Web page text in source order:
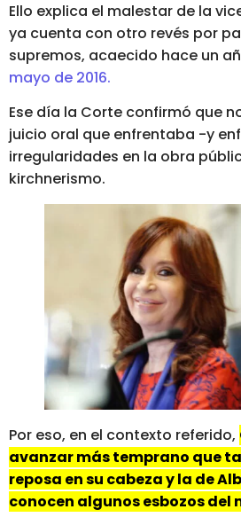
Ello explica el malestar de la
ya cuenta con otro revés por
supremos, acaecido hace un
mayo de 2016.
Ese día la Corte confirmó que
juicio oral que enfrentaba -y
irregularidades en la obra
kirchnerismo.
Por eso, en el contexto referido,
avanzar más temprano que
reposa en su cabeza y la de
conocen algunos esbozos del